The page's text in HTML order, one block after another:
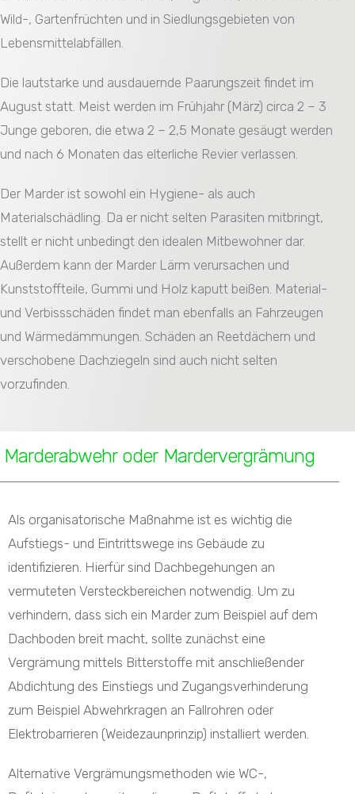
Wild-, Gartenfrüchten und in Siedlungsgebieten von
Lebensmittelabfällen.
Die lautstarke und ausdauernde Paarungszeit findet im
August statt. Meist werden im Frühjahr (März) circa 2 – 3
Junge geboren, die etwa 2 – 2,5 Monate gesäugt werden
und nach 6 Monaten das elterliche Revier verlassen.
Der Marder ist sowohl ein Hygiene- als auch
Materialschädling. Da er nicht selten Parasiten mitbringt,
stellt er nicht unbedingt den idealen Mitbewohner dar.
Außerdem kann der Marder Lärm verursachen und
Kunststoffteile, Gummi und Holz kaputt beißen. Material-
und Verbissschäden findet man ebenfalls an Fahrzeugen
und Wärmedämmungen. Schäden an Reetdächern und
verschobene Dachziegeln sind auch nicht selten
vorzufinden.
Marderabwehr oder Mardervergrämung
Als organisatorische Maßnahme ist es wichtig die
Aufstiegs- und Eintrittswege ins Gebäude zu
identifizieren. Hierfür sind Dachbegehungen an
vermuteten Versteckbereichen notwendig. Um zu
verhindern, dass sich ein Marder zum Beispiel auf dem
Dachboden breit macht, sollte zunächst eine
Vergrämung mittels Bitterstoffe mit anschließender
Abdichtung des Einstiegs und Zugangsverhinderung
zum Beispiel Abwehrkragen an Fallrohren oder
Elektrobarrieren (Weidezaunprinzip) installiert werden.
Alternative Vergrämungsmethoden wie WC-,